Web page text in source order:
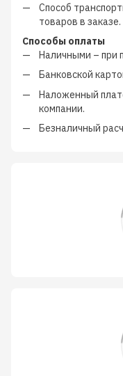
Способ
товаров в заказе.
Способы оплаты
Наличными – при
Банковской
Наложенный
компании.
Безналичный